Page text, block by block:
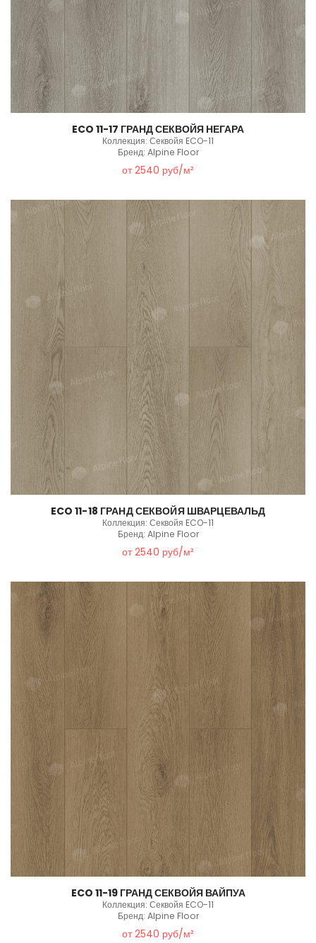
ECO 11-17 ГРАНД СЕКВОЙЯ НЕГАРА
Коллекция: Секвойя ECO-11
Бренд: Alpine Floor
от 2540 руб/м²
ECO 11-18 ГРАНД СЕКВОЙЯ ШВАРЦЕВАЛЬД
Коллекция: Секвойя ECO-11
Бренд: Alpine Floor
от 2540 руб/м²
ECO 11-19 ГРАНД СЕКВОЙЯ ВАЙПУА
Коллекция: Секвойя ECO-11
Бренд: Alpine Floor
от 2540 руб/м²